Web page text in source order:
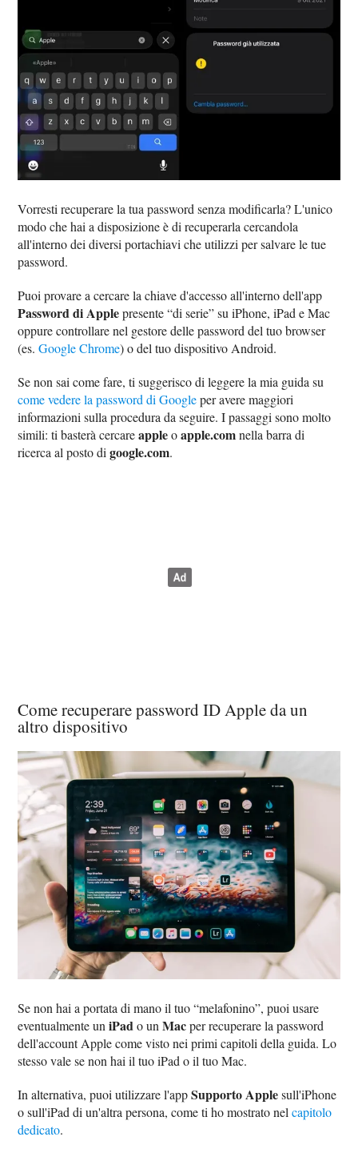
Vorresti recuperare la tua password senza modificarla? L'unico
modo che hai a disposizione è di recuperarla cercandola
all'interno dei diversi portachiavi che utilizzi per salvare le tue
password.
Puoi provare a cercare la chiave d'accesso all'interno dell'app
Password di Applepresente “di serie” su iPhone, iPad e Mac
oppure controllare nel gestore delle password del tuo browser
(es. Google Chrome) o del tuo dispositivo Android.
Se non sai come fare, ti suggerisco di leggere la mia guida su
come vedere la password di Googleper avere maggiori
informazioni sulla procedura da seguire. I passaggi sono molto
simili: ti basterà cercareappleoapple.comnella barra di
ricerca al posto digoogle.com.
Come recuperare password ID Apple da un
altro dispositivo
Se non hai a portata di mano il tuo “melafonino”, puoi usare
eventualmente uniPado unMacper recuperare la password
dell'account Apple come visto nei primi capitoli della guida. Lo
stesso vale se non hai il tuo iPad o il tuo Mac.
In alternativa, puoi utilizzare l'appSupporto Applesull'iPhone
o sull'iPad di un'altra persona, come ti ho mostrato nelcapitolo
dedicato.